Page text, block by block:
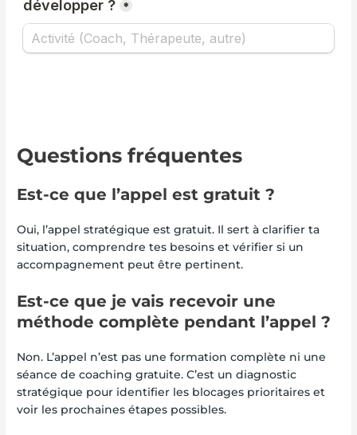
Questions fréquentes
Est-ce que l’appel est gratuit ?
Oui, l’appel stratégique est gratuit. Il sert à clarifier ta
situation, comprendre tes besoins et vérifier si un
accompagnement peut être pertinent.
Est-ce que je vais recevoir une
méthode complète pendant l’appel ?
Non. L’appel n’est pas une formation complète ni une
séance de coaching gratuite. C’est un diagnostic
stratégique pour identifier les blocages prioritaires et
voir les prochaines étapes possibles.